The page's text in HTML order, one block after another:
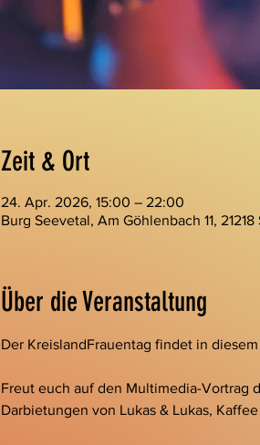
Zeit & Ort
24. Apr. 2026, 15:00 – 22:00
Burg Seevetal, Am Göhlenbach 11,
Über die Veranstaltung
Der KreislandFrauentag findet in
Freut euch auf den Multimedia-Vortrag
Darbietungen von Lukas & Lukas,